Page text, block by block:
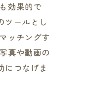
効果的で
ツールとし
ッチングす
真や動画の
につなげま